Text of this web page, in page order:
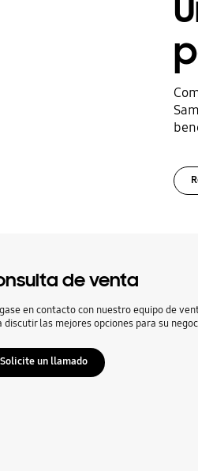
de venta
en contacto con nuestro equipo de
discutir las mejores opciones para su
Solicite un llamado